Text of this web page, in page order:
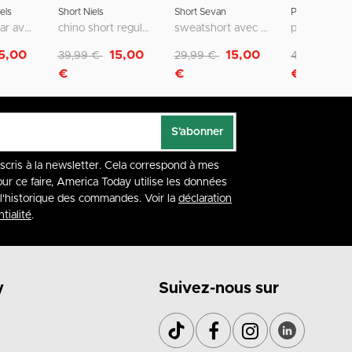
coupe regular avec poches passepoilées
Short Niels
chino short regular fit avec fermeture zippée et bouton
Remise de
39,99 €
15,00
€
Short Sevan
sweatshort avec poche arrière et broderie
Remise de
29,99 € 15,00
€
Pantalon
Remise de
49,99 €
€
S'abonner
à la newsletter. Cela correspond à mes
ce faire, America Today utilise les données
des commandes. Voir la déclaration
.
Suivez-nous sur